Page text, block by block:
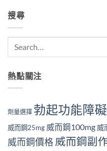
搜尋
熱點關注
劑量選擇 勃起功能障礙
威而鋼25mg 威而鋼100mg 威
威而鋼價格 威而鋼副